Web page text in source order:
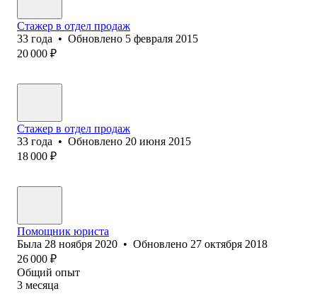
Стажер в отдел продаж
33 года • Обновлено 5 февраля 2015
20 000 ₽
Стажер в отдел продаж
33 года • Обновлено 20 июня 2015
18 000 ₽
Помощник юриста
Была 28 ноября 2020 • Обновлено 27 октября 2018
26 000 ₽
Общий опыт
3 месяца